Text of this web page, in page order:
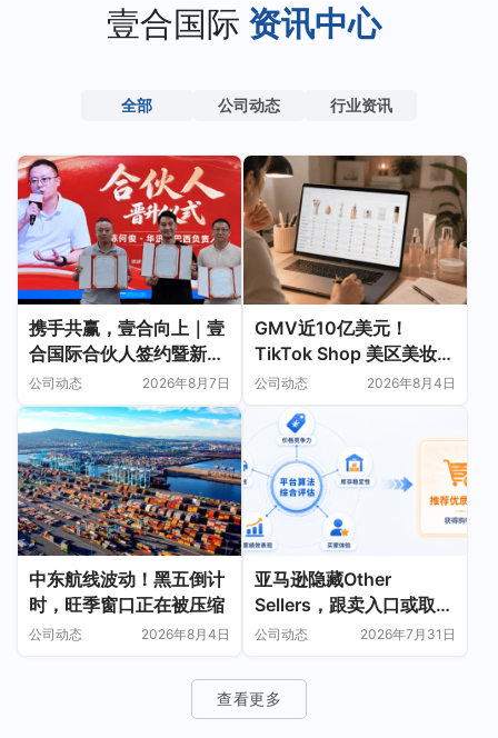
壹合国际 资讯中心
全部 公司动态 行业资讯
携手共赢，壹合向上｜壹
合国际合伙人签约暨新伙
伴加入仪式圆满举行
公司动态 2026年8月7日
GMV近10亿美元！
TikTok Shop 美区美妆选
品指南
公司动态 2026年8月4日
中东航线波动！黑五倒计
时，旺季窗口正在被压缩
公司动态 2026年8月4日
亚马逊隐藏Other
Sellers，跟卖入口或取
消？
公司动态 2026年7月31日
查看更多